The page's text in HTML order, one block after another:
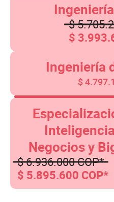
$
$
Ingeniería
$
Negocios y
$ 6.936.000 COP*
$ 5.895.600 COP*